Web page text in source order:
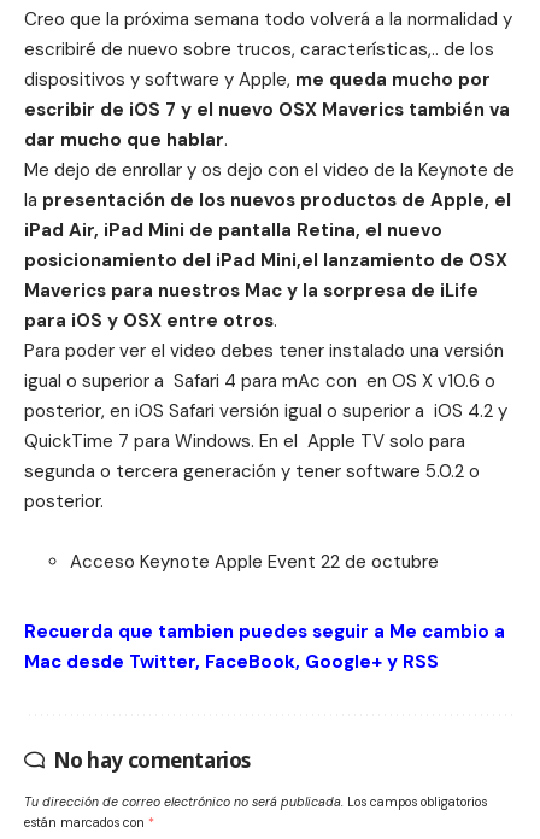
Creo que la próxima semana todo volverá a la normalidad y
escribiré de nuevo sobre trucos, características,.. de los
dispositivos y software y Apple, me queda mucho por
escribir de iOS 7 y el nuevo OSX Maverics también va
dar mucho que hablar.
Me dejo de enrollar y os dejo con el video de la Keynote de
la presentación de los nuevos productos de Apple, el
iPad Air, iPad Mini de pantalla Retina, el nuevo
posicionamiento del iPad Mini,el lanzamiento de OSX
Maverics para nuestros Mac y la sorpresa de iLife
para iOS y OSX entre otros.
Para poder ver el video debes tener instalado una versión
igual o superior a Safari 4 para mAc con en OS X v10.6 o
posterior, en iOS Safari versión igual o superior a iOS 4.2 y
QuickTime 7 para Windows. En el Apple TV solo para
segunda o tercera generación y tener software 5.0.2 o
posterior.
Acceso Keynote Apple Event 22 de octubre
Recuerda que tambien puedes seguir a Me cambio a
Mac desde Twitter, FaceBook, Google+ y RSS
No hay comentarios
Tu dirección de correo electrónico no será publicada. Los campos obligatorios
están marcados con *